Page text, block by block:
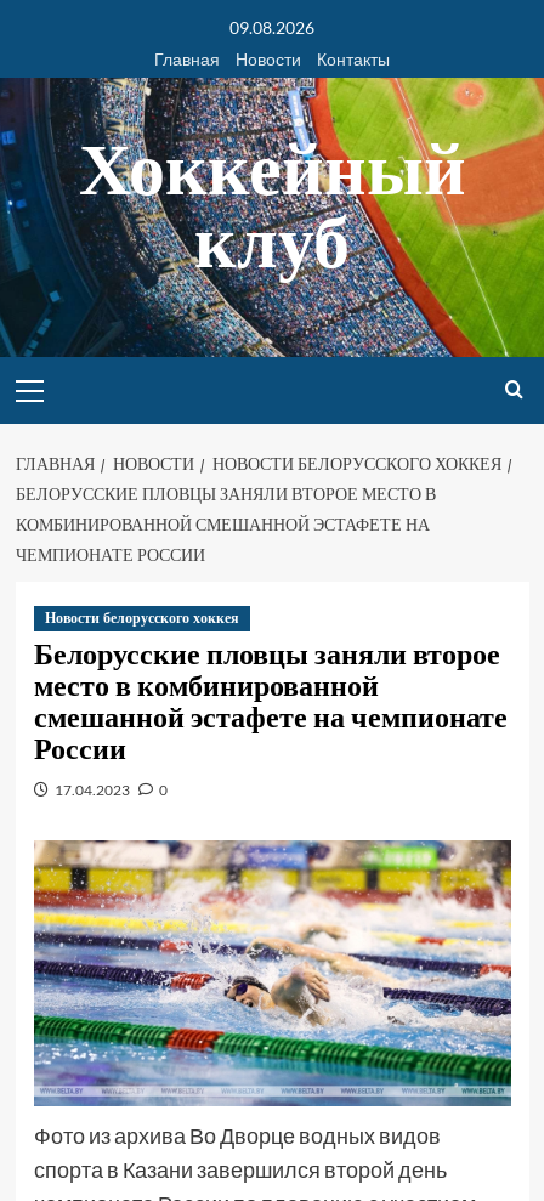
09.08.2026
Главная
Новости Контакты
Хоккейный
клуб
ГЛАВНАЯ НОВОСТИ
НОВОСТИ БЕЛОРУССКОГО ХОККЕЯ
БЕЛОРУССКИЕ ПЛОВЦЫ ЗАНЯЛИ ВТОРОЕ МЕСТО В
КОМБИНИРОВАННОЙ СМЕШАННОЙ ЭСТАФЕТЕ НА
ЧЕМПИОНАТЕ РОССИИ
Новости белорусского хоккея
Белорусские пловцы заняли второе
место в комбинированной
смешанной эстафете на чемпионате
России
17.04.2023 0
Фото из архива Во Дворце водных видов
спорта в Казани завершился второй день